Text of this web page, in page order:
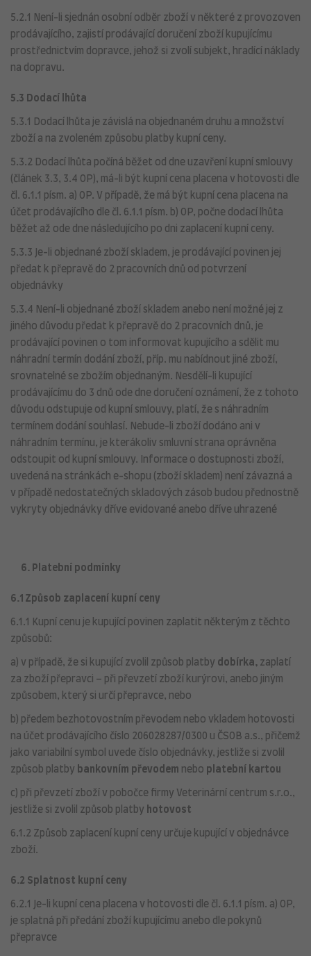
5.2.1 Není-li sjednán osobní odběr zboží v některé z provozoven
prodávajícího, zajistí prodávající doručení zboží kupujícímu
prostřednictvím dopravce, jehož si zvolí subjekt, hradící náklady
na dopravu.
5.3 Dodací lhůta
5.3.1 Dodací lhůta je závislá na objednaném druhu a množství
zboží a na zvoleném způsobu platby kupní ceny.
5.3.2 Dodací lhůta počíná běžet od dne uzavření kupní smlouvy
(článek 3.3, 3.4 OP), má-li být kupní cena placena v hotovosti dle
čl. 6.1.1 písm. a) OP. V případě, že má být kupní cena placena na
účet prodávajícího dle čl. 6.1.1 písm. b) OP, počne dodací lhůta
běžet až ode dne následujícího po dni zaplacení kupní ceny.
5.3.3 Je-li objednané zboží skladem, je prodávající povinen jej
předat k přepravě do 2 pracovních dnů od potvrzení
objednávky
5.3.4 Není-li objednané zboží skladem anebo není možné jej z
jiného důvodu předat k přepravě do 2 pracovních dnů, je
prodávající povinen o tom informovat kupujícího a sdělit mu
náhradní termín dodání zboží, příp. mu nabídnout jiné zboží,
srovnatelné se zbožím objednaným. Nesdělí-li kupující
prodávajícímu do 3 dnů ode dne doručení oznámení, že z tohoto
důvodu odstupuje od kupní smlouvy, platí, že s náhradním
termínem dodání souhlasí. Nebude-li zboží dodáno ani v
náhradním termínu, je kterákoliv smluvní strana oprávněna
odstoupit od kupní smlouvy. Informace o dostupnosti zboží,
uvedená na stránkách e-shopu (zboží skladem) není závazná a
v případě nedostatečných skladových zásob budou přednostně
vykryty objednávky dříve evidované anebo dříve uhrazené
6. Platební podmínky
6.1 Způsob zaplacení kupní ceny
6.1.1 Kupní cenu je kupující povinen zaplatit některým z těchto
způsobů:
a) v případě, že si kupující zvolil způsob platby dobírka, zaplatí
za zboží přepravci – při převzetí zboží kurýrovi, anebo jiným
způsobem, který si určí přepravce, nebo
b) předem bezhotovostním převodem nebo vkladem hotovosti
na účet prodávajícího číslo 206028287/0300 u ČSOB a.s., přičemž
jako variabilní symbol uvede číslo objednávky, jestliže si zvolil
způsob platby bankovním převodem nebo platební kartou
c) při převzetí zboží v pobočce firmy Veterinární centrum s.r.o.,
jestliže si zvolil způsob platby hotovost
6.1.2 Způsob zaplacení kupní ceny určuje kupující v objednávce
zboží.
6.2 Splatnost kupní ceny
6.2.1 Je-li kupní cena placena v hotovosti dle čl. 6.1.1 písm. a) OP,
je splatná při předání zboží kupujícímu anebo dle pokynů
přepravce